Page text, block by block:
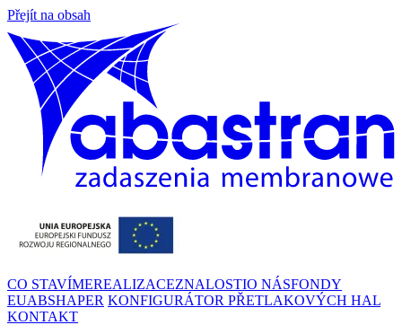
Přejít na obsah
CO STAVÍMEREALIZACEZNALOSTIO NÁSFONDY
EUABSHAPER KONFIGURÁTOR PŘETLAKOVÝCH HAL
KONTAKT